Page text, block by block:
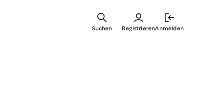
RegistrierenAnmelden
Suchen